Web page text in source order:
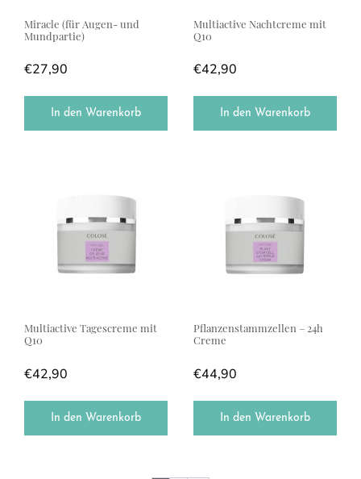
Miracle (für Augen- und
Mundpartie)
€27,90
In den Warenkorb
Multiactive Nachtcreme mit
Q10
€42,90
In den Warenkorb
Multiactive Tagescreme mit
Q10
€42,90
In den Warenkorb
Pflanzenstammzellen – 24h
Creme
€44,90
In den Warenkorb